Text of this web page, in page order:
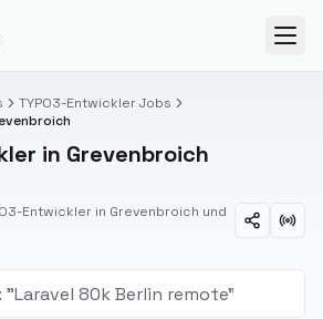
TYPO3-Entwickler Jobs
in Grevenbroich
Entwickler in Grevenbroich und